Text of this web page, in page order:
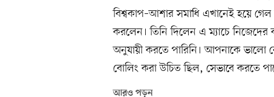
বিশ্বকাপ–আশার সমাধি এখানেই হয়ে গেল
করলেন। তিনি দিলেন এ ম্যাচে নিজেদের
অনুযায়ী করতে পারিনি। আপনাকে ভালো
বোলিং করা উচিত ছিল, সেভাবে করতে
আরও পড়ুন